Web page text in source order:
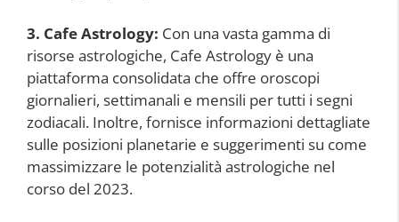
3. Cafe Astrology: Con una vasta gamma di
risorse astrologiche, Cafe Astrology è una
piattaforma consolidata che offre oroscopi
giornalieri, settimanali e mensili per tutti i segni
zodiacali. Inoltre, fornisce informazioni dettagliate
sulle posizioni planetarie e suggerimenti su come
massimizzare le potenzialità astrologiche nel
corso del 2023.